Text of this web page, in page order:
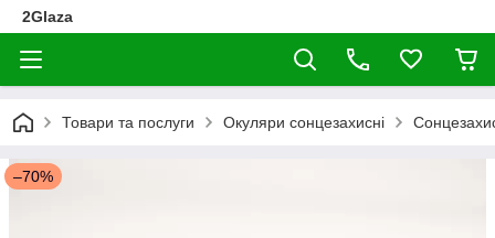
2Glaza
Товари та послуги Окуляри сонцезахисні
–70%